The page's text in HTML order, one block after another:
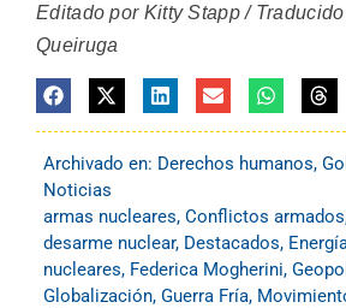
Editado por Kitty Stapp /
Queiruga
Archivado en: Derechos humanos,
Noticias
armas nucleares, Conflictos armados
desarme nuclear, Destacados,
nucleares, Federica Mogherini,
Globalización, Guerra Fría,